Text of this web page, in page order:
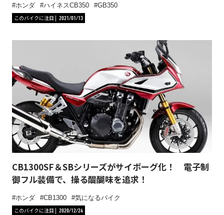
ホンダ ハイネスCB350
GB350
このバイクに注目
2021/01/13
CB1300SF＆SBシリーズがサイボーグ化！ 電子制
御フル装備で、操る醍醐味を追求！
ホンダ CB1300
気になるバイク
このバイクに注目
2020/12/24